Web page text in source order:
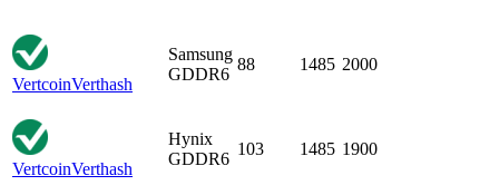
VertcoinVerthash
Samsung
GDDR6
88 1485 2000
VertcoinVerthash
Hynix
GDDR6
103 1485 1900